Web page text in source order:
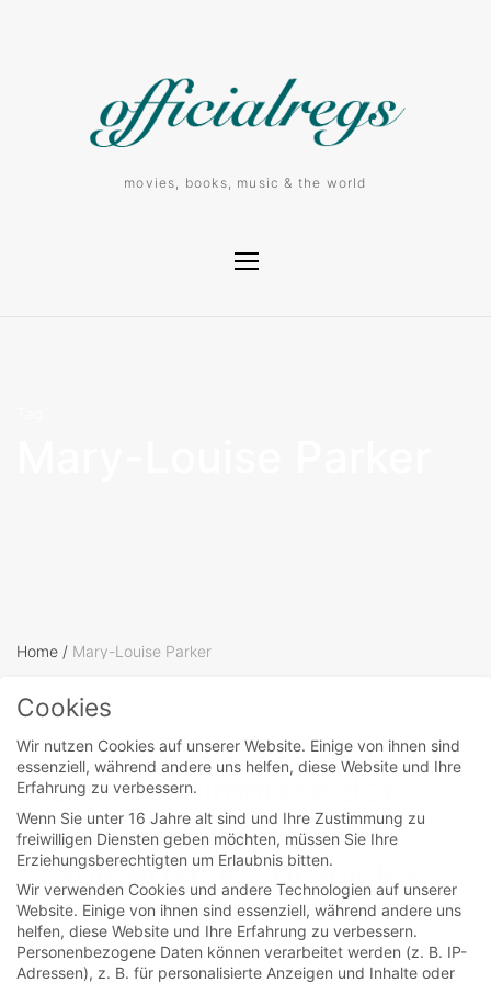
movies, books, music & the world
Home / Mary-Louise Parker
movies
Die Geheimnisse der
Spiderwicks (The
Spiderwick Chronicles)
Man sollte manchmal eben doch an Fantasie
glauben. Diese Botschaft wird (wie so oft) in
Cookies
Wir nutzen Cookies auf unserer Website. Einige von ihnen sind
essenziell, während andere uns helfen, diese Website und Ihre
Erfahrung zu verbessern.
Wenn Sie unter 16 Jahre alt sind und Ihre Zustimmung zu
freiwilligen Diensten geben möchten, müssen Sie Ihre
Erziehungsberechtigten um Erlaubnis bitten.
Wir verwenden Cookies und andere Technologien auf unserer
Website. Einige von ihnen sind essenziell, während andere uns
helfen, diese Website und Ihre Erfahrung zu verbessern.
Personenbezogene Daten können verarbeitet werden (z. B. IP-
Adressen), z. B. für personalisierte Anzeigen und Inhalte oder